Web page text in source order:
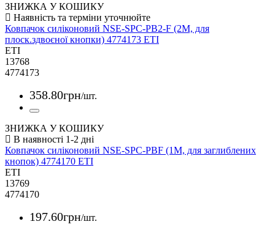
ЗНИЖКА У КОШИКУ
Ковпачок силіконовий NSE-SPC-PB2-F (2М, для
плоск.здвоєної кнопки) 4774173 ETI
ETI
13768
4774173
358.80грн/шт.
ЗНИЖКА У КОШИКУ
Ковпачок силіконовий NSE-SPC-PBF (1М, для заглиблених
кнопок) 4774170 ETI
ETI
13769
4774170
197.60грн/шт.